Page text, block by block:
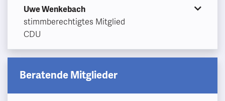
Uwe Wenkebach
stimmberechtigtes Mitglied
CDU
Beratende Mitglieder